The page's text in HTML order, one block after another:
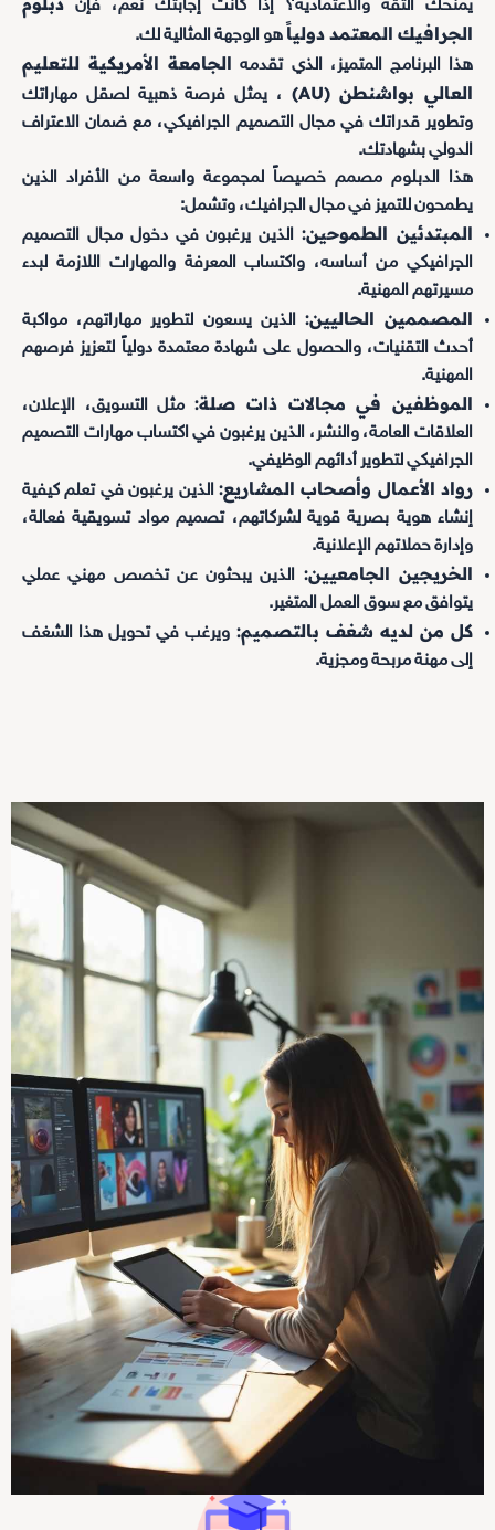
يمنحك الثقة والاعتمادية؟ إذا كانت إجابتك نعم، فإن
الجرافيك المعتمد دولياً هو الوجهة المثالية لك.
هذا البرنامج المتميز، الذي تقدمه الجامعة الأمريكية للتعليم
العالي بواشنطن (AU)
، يمثل فرصة ذهبية لصقل مهاراتك
وتطوير قدراتك في مجال التصميم الجرافيكي، مع ضمان الاعتراف
الدولي بشهادتك.
هذا الدبلوم مصمم خصيصاً لمجموعة واسعة من الأفراد الذين
يطمحون للتميز في مجال الجرافيك، وتشمل:
المبتدئين الطموحين:الذين يرغبون في دخول مجال التصميم
الجرافيكي من أساسه، واكتساب المعرفة والمهارات اللازمة لبدء
مسيرتهم المهنية.
المصممين الحاليين: الذين يسعون لتطوير مهاراتهم، مواكبة
أحدث التقنيات، والحصول على شهادة معتمدة دولياً لتعزيز فرصهم
المهنية.
الموظفين في مجالات ذات صلة:مثل التسويق، الإعلان،
العلاقات العامة، والنشر، الذين يرغبون في اكتساب مهارات التصميم
الجرافيكي لتطوير أدائهم الوظيفي.
رواد الأعمال وأصحاب المشاريع: الذين يرغبون في تعلم كيفية
إنشاء هوية بصرية قوية لشركاتهم، تصميم مواد تسويقية فعالة،
وإدارة حملاتهم الإعلانية.
الخريجين الجامعيين: الذين يبحثون عن تخصص مهني عملي
يتوافق مع سوق العمل المتغير.
كل من لديه شغف بالتصميم: ويرغب في تحويل هذا الشغف
إلى مهنة مربحة ومجزية.